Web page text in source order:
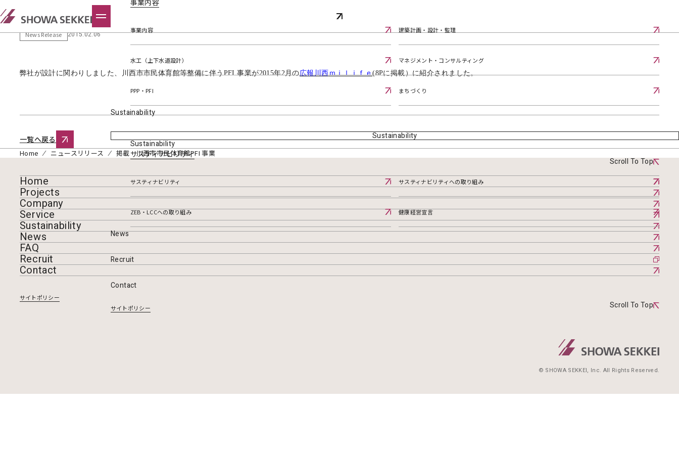
事業内容
事業内容 建築計画・設計・監理
水工（上下水道設計） マネジメント・コンサルティング
PPP・PFI まちづくり
Sustainability
Sustainability
Sustainability
サスティナビリティ
サスティナビリティ サスティナビリティへの取り組み
ZEB・LCCへの取り組み 健康経営宣言
News
Recruit
Contact
サイトポリシー
掲載 川西市市民体育館PFI 事業
News Release 2015.02.06
弊社が設計に関わりしました、川西市市民体育館等整備に伴うPFI事業が2015年2月の広報川西ｍｉｌｉｆｅ(8Pに掲載）に紹介されました。
一覧へ戻る
Home ニュースリリース 掲載 川西市市民体育館PFI 事業
Scroll To Top
Home
Projects
Company
Service
Sustainability
News
FAQ
Recruit
Contact
サイトポリシー
Scroll To Top
© SHOWA SEKKEI, Inc. All Rights Reserved.